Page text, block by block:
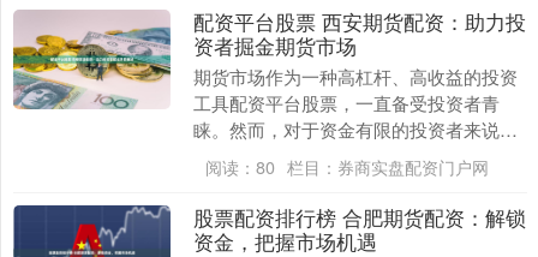
配资平台股票 西安期货配资：助力投
资者掘金期货市场
期货市场作为一种高杠杆、高收益的投资
工具配资平台股票，一直备受投资者青
睐。然而，对于资金有限的投资者来说，
参与期货交易往往面临着资金不足的困
境。西安期货配资应运....
阅读： 80 栏目： 券商实盘配资门户网
股票配资排行榜 合肥期货配资：解锁
资金，把握市场机遇